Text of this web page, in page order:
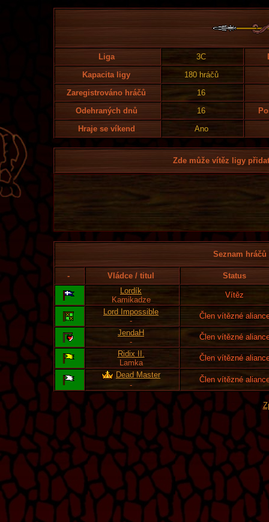
Liga 3C
Kapacita ligy
180 hráčů
Zaregistrováno hráčů
16
Odehraných dnů
16
Hraje se víkend
Ano
Zde může vítěz ligy
Seznam
- Vládce / titul
Status
Lordík
Kamikadze
Vítěz
Lord Impossible
-
Člen vítězné
JendaH
-
Člen vítězné
Ridix II.
Lamka
Člen vítězné
Dead Master
-
Člen vítězné